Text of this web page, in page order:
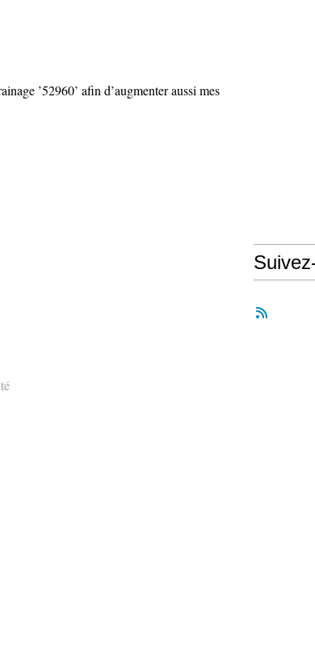
’52960’ afin d’augmenter aussi mes